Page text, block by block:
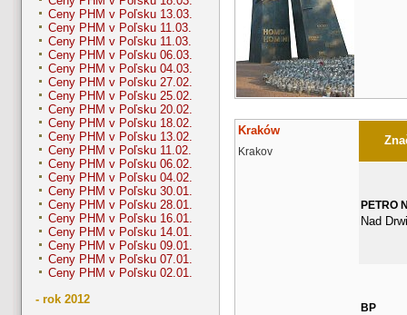
Ceny PHM v Poľsku 13.03.
Ceny PHM v Poľsku 11.03.
Ceny PHM v Poľsku 11.03.
Ceny PHM v Poľsku 06.03.
Ceny PHM v Poľsku 04.03.
Ceny PHM v Poľsku 27.02.
Ceny PHM v Poľsku 25.02.
Ceny PHM v Poľsku 20.02.
Ceny PHM v Poľsku 18.02.
Ceny PHM v Poľsku 13.02.
Ceny PHM v Poľsku 11.02.
Ceny PHM v Poľsku 06.02.
Ceny PHM v Poľsku 04.02.
Ceny PHM v Poľsku 30.01.
Ceny PHM v Poľsku 28.01.
Ceny PHM v Poľsku 16.01.
Ceny PHM v Poľsku 14.01.
Ceny PHM v Poľsku 09.01.
Ceny PHM v Poľsku 07.01.
Ceny PHM v Poľsku 02.01.
- rok 2012
Kraków
Krakov
PETRO
Nad
BP